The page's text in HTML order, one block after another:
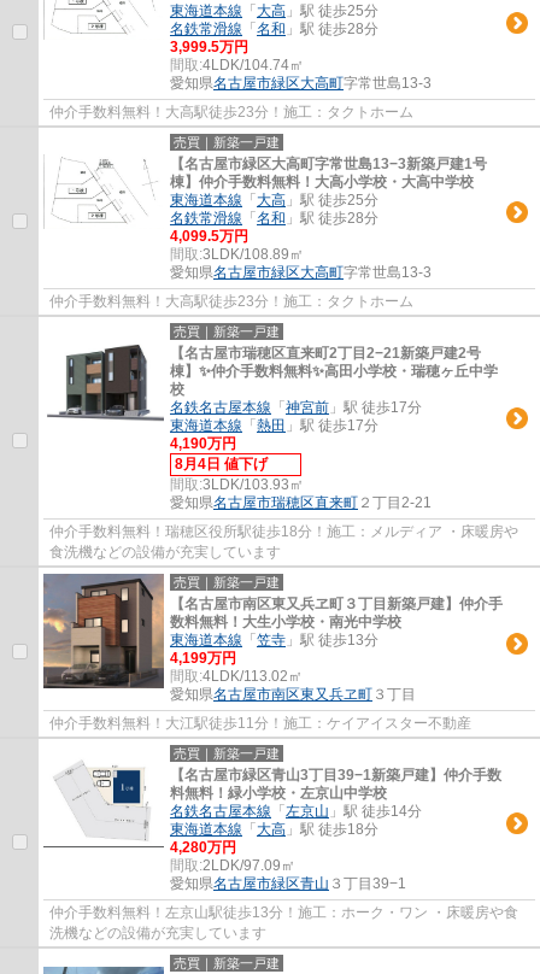
東海道本線 「 大高 」駅 徒歩25分
名鉄常滑線 「 名和 」駅 徒歩28分
3,999.5万円
間取:4LDK/104.74㎡
愛知県名古屋市緑区大高町字常世島13-3
仲介手数料無料！大高駅徒歩23分！施工：タクトホーム
売買｜新築一戸建
【名古屋市緑区大高町字常世島13−3新築戸建1号
棟】仲介手数料無料！大高小学校・大高中学校
東海道本線 「 大高 」駅 徒歩25分
名鉄常滑線 「 名和 」駅 徒歩28分
4,099.5万円
間取:3LDK/108.89㎡
愛知県名古屋市緑区大高町字常世島13-3
仲介手数料無料！大高駅徒歩23分！施工：タクトホーム
売買｜新築一戸建
【名古屋市瑞穂区直来町2丁目2−21新築戸建2号
棟】✨️仲介手数料無料✨️高田小学校・瑞穂ヶ丘中学
校
名鉄名古屋本線 「 神宮前 」駅 徒歩17分
東海道本線 「 熱田 」駅 徒歩17分
4,190万円
8月4日 値下げ
間取:3LDK/103.93㎡
愛知県名古屋市瑞穂区直来町 ２丁目2-21
仲介手数料無料！瑞穂区役所駅徒歩18分！施工：メルディア ・床暖房や
食洗機などの設備が充実しています
売買｜新築一戸建
【名古屋市南区東又兵ヱ町３丁目新築戸建】仲介手
数料無料！大生小学校・南光中学校
東海道本線 「 笠寺 」駅 徒歩13分
4,199万円
間取:4LDK/113.02㎡
愛知県名古屋市南区東又兵ヱ町 ３丁目
仲介手数料無料！大江駅徒歩11分！施工：ケイアイスター不動産
売買｜新築一戸建
【名古屋市緑区青山3丁目39−1新築戸建】仲介手数
料無料！緑小学校・左京山中学校
名鉄名古屋本線 「 左京山 」駅 徒歩14分
東海道本線 「 大高 」駅 徒歩18分
4,280万円
間取:2LDK/97.09㎡
愛知県名古屋市緑区青山 ３丁目39−1
仲介手数料無料！左京山駅徒歩13分！施工：ホーク・ワン ・床暖房や食
洗機などの設備が充実しています
売買｜新築一戸建